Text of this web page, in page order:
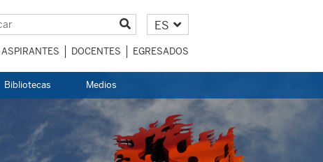
ES
ASPIRANTES DOCENTES EGRESADOS
Bibliotecas Medios